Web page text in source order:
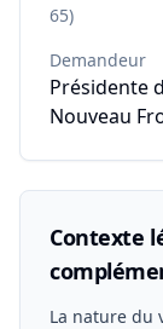
65)
Demandeur
Présidente
Nouveau
Contexte
La nature du